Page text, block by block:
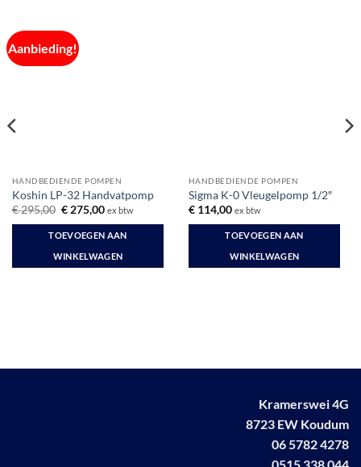
Aanbieding!
HANDBEDIENDE POMPEN
Koshin LP-32 Handvatpomp
€295,00 Oorspronkelijke
was:
€ 295,00.
€275,00Huidige
is:
€ 275,00.
ex btw
TOEVOEGEN AAN
WINKELWAGEN
HANDBEDIENDE POMPEN
Sigma K-0 Vleugelpomp 1/2″
€114,00 ex btw
TOEVOEGEN AAN
WINKELWAGEN
Kramerswei 4G
8723 EW Koudum
06 5782 4278